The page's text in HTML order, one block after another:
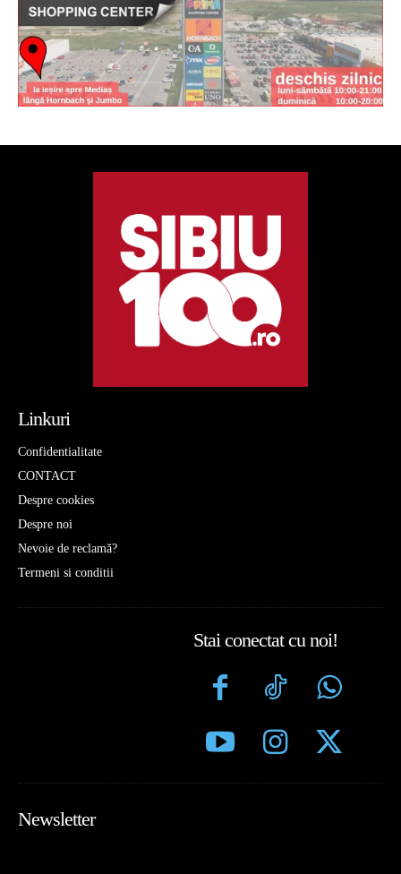
Linkuri
Confidentialitate
CONTACT
Despre cookies
Despre noi
Nevoie de reclamă?
Termeni si conditii
Stai conectat cu noi!
Newsletter